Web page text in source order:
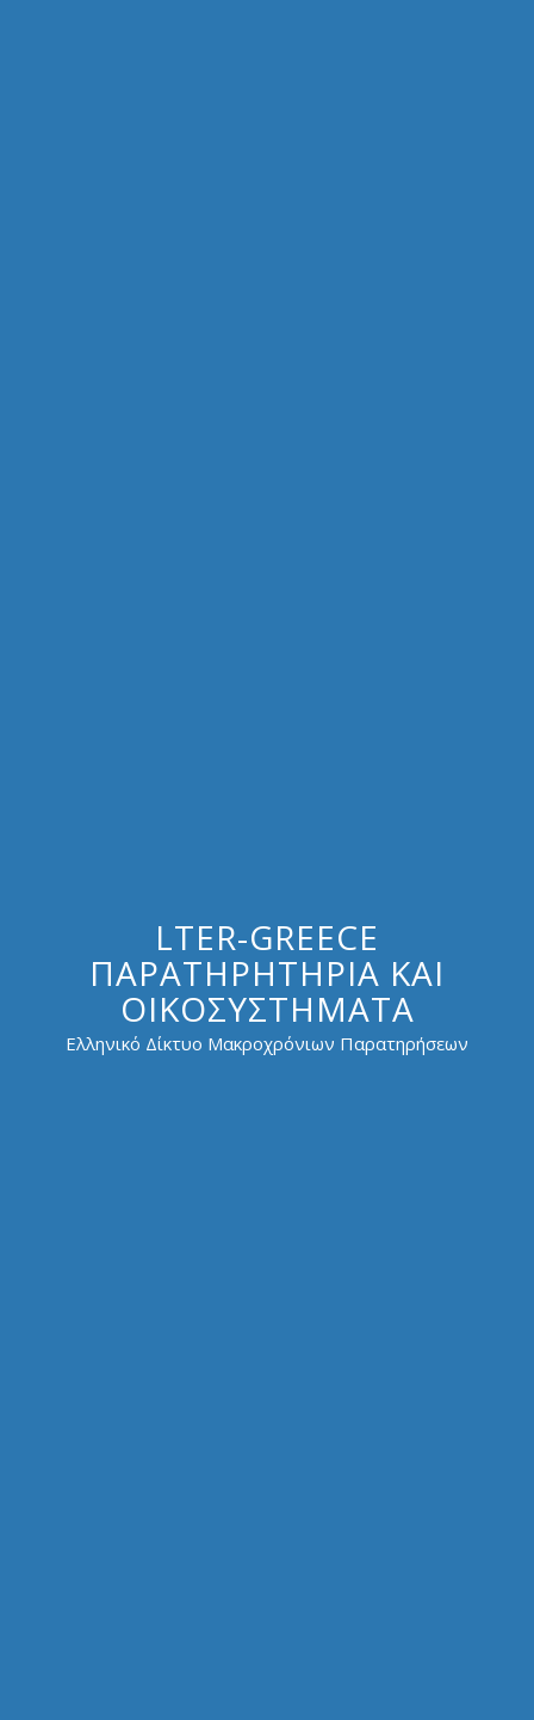
LTER-GREECE
ΠΑΡΑΤΗΡΗΤΉΡΙΑ ΚΑΙ
ΟΙΚΟΣΥΣΤΉΜΑΤΑ
Ελληνικό Δίκτυο Μακροχρόνιων Παρατηρήσεων